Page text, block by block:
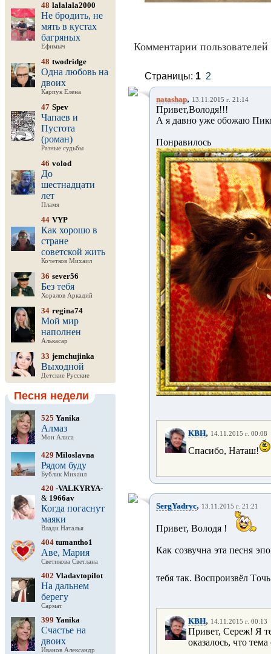
48 lalalala2000
Не бродить, не
мять в кустах
багряных
Ефимыч
48 twodridge
Одна любовь на
двоих
Карпук Елена
47 Spev
Чапаев и
Пустота
(роман)
Разные судьбы
46 volod
До
шестнадцати
лет
Пламя
44 VYP
Как хорошо в
стране
советской жить
Кочетков Михаил
36 sever56
Без тебя
Хоралов Аркадий
34 regina74
Мой мир
наполнен
Алькасар
33 jemchujinka
Выходной
Детские Русские
Песня недели
525 Yanika
Алмаз
Мон Алиса
429 Miloslavna
Рядом буду
Бублик Михаил
420 -VALKYRYA-
& 1966av
Когда погаснут
маяки
Влади Наталья
404 tumantho1
Аве, Мария
Светикова Светлана
402 Vladavtopilot
На дальнем
берегу
Сармат
399 Yanika
Счастье на
двоих
Иванов Александр
Комментарии пользователей
Страницы: 1 2
natashap, 13.11.2015 г. 21:14
Привет,Володя!!!
А я давно уже обожаю
Понравилось
KBH, 14.11.2015 г. 00:08
Спасибо, Наташ!
SergYadryc, 13.11.2015 г. 21:21
Привет, Володя !
Как созвучна эта песня
тебя так. Воспроизвёл
KBH, 14.11.2015 г. 00:13
Привет, Сереж! Я
оказалось, что